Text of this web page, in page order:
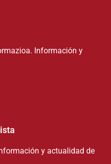
Información y
y actualidad de